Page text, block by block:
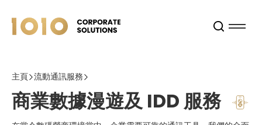
主頁 流動通訊服務
商業數據漫遊及 IDD 服務